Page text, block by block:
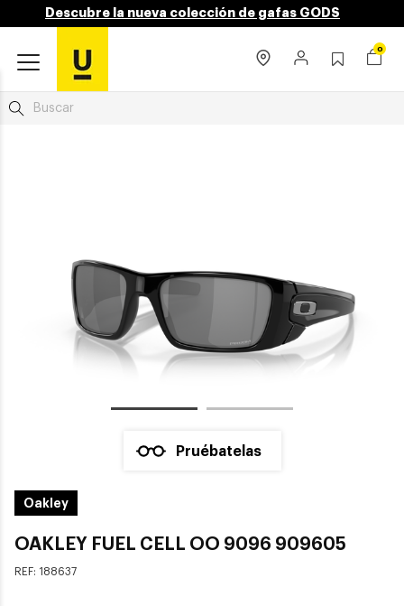
Descubre la nueva colección de gafas GODS
0
Pruébatelas
Oakley
OAKLEY FUEL CELL OO 9096 909605
REF: 188637